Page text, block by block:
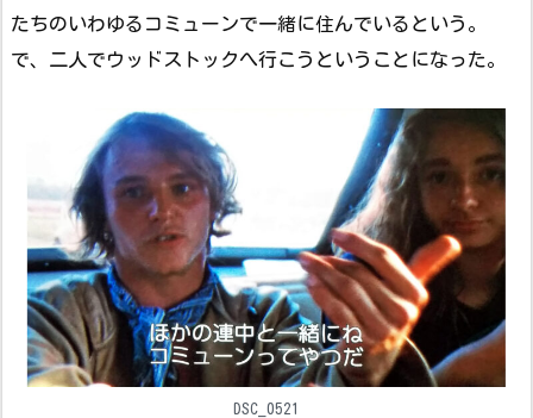
たちのいわゆるコミューンで一緒に住んでいるという。
で、二人でウッドストックへ行こうということになった。
DSC_0521